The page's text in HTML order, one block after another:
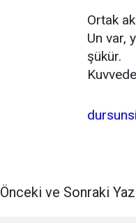
Ortak
Un var,
şükür.
Önceki ve Sonraki